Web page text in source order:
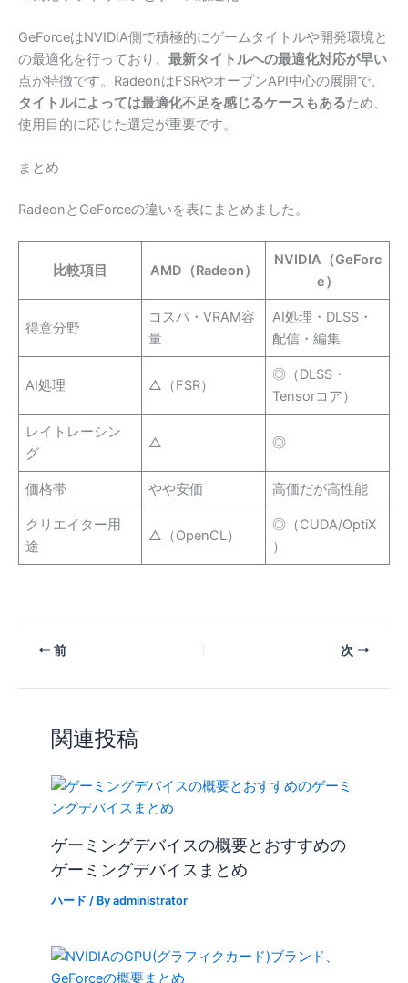
GeForceはNVIDIA側で積極的にゲームタイトルや開発環境と
の最適化を行っており、 最新タイトルへの最適化対応が早い
点が特徴です。RadeonはFSRやオープンAPI中心の展開で、
タイトルによっては最適化不足を感じるケースもあるため、
使用目的に応じた選定が重要です。
まとめ
RadeonとGeForceの違いを表にまとめました。
比較項目 AMD（Radeon）
NVIDIA（GeForc
e）
得意分野
コスパ・VRAM容
量
AI処理・DLSS・
配信・編集
AI処理 △（FSR）
◎（DLSS・
Tensorコア）
レイトレーシン
グ
△ ◎
価格帯 やや安価 高価だが高性能
クリエイター用
途
△（OpenCL）
◎（CUDA/OptiX
）
前 次
関連投稿
ゲーミングデバイスの概要とおすすめの
ゲーミングデバイスまとめ
ハード / Byadministrator